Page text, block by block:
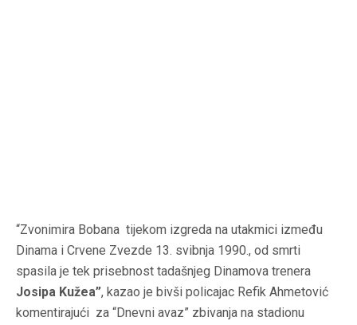
“Zvonimira Bobana tijekom izgreda na utakmici između
Dinama i Crvene Zvezde 13. svibnja 1990., od smrti
spasila je tek prisebnost tadašnjeg Dinamova trenera
Josipa Kužea”, kazao je bivši policajac Refik Ahmetović
komentirajući za “Dnevni avaz” zbivanja na stadionu